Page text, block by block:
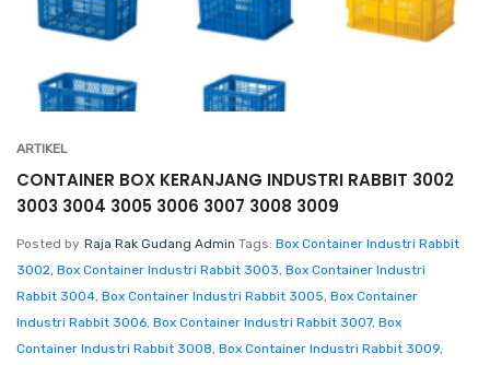
ARTIKEL
CONTAINER BOX KERANJANG INDUSTRI RABBIT 3002
3003 3004 3005 3006 3007 3008 3009
Posted by Raja Rak Gudang Admin Tags: Box Container Industri Rabbit
3002, Box Container Industri Rabbit 3003, Box Container Industri
Rabbit 3004, Box Container Industri Rabbit 3005, Box Container
Industri Rabbit 3006, Box Container Industri Rabbit 3007, Box
Container Industri Rabbit 3008, Box Container Industri Rabbit 3009,